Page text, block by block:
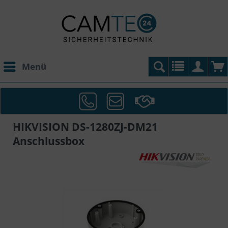
Menü
HIKVISION DS-1280ZJ-DM21
Anschlussbox